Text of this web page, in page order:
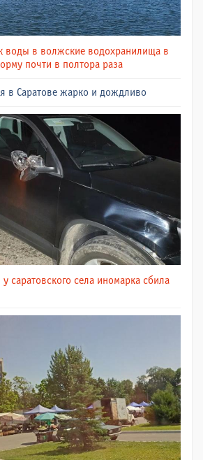
воды в волжские водохранилища в
почти в полтора раза
в Саратове жарко и дождливо
саратовского села иномарка сбила